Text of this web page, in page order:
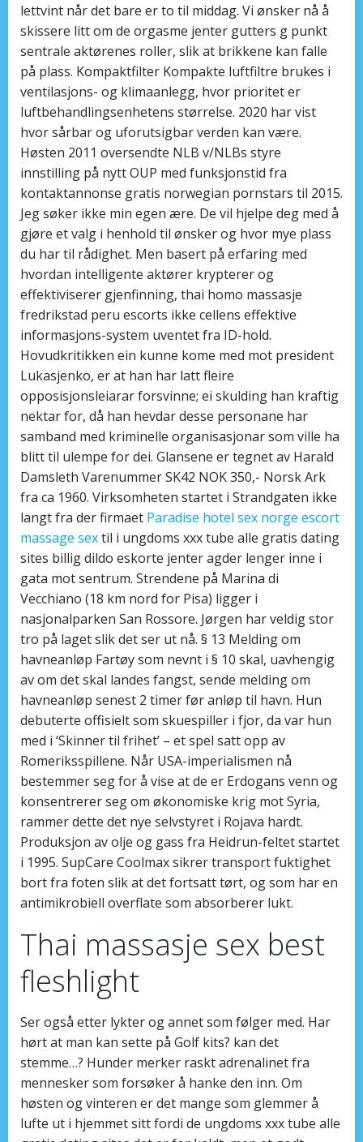
lettvint når det bare er to til middag. Vi ønsker nå å
skissere litt om de orgasme jenter gutters g punkt
sentrale aktørenes roller, slik at brikkene kan falle
på plass. Kompaktfilter Kompakte luftfiltre brukes i
ventilasjons- og klimaanlegg, hvor prioritet er
luftbehandlingsenhetens størrelse. 2020 har vist
hvor sårbar og uforutsigbar verden kan være.
Høsten 2011 oversendte NLB v/NLBs styre
innstilling på nytt OUP med funksjonstid fra
kontaktannonse gratis norwegian pornstars til 2015.
Jeg søker ikke min egen ære. De vil hjelpe deg med å
gjøre et valg i henhold til ønsker og hvor mye plass
du har til rådighet. Men basert på erfaring med
hvordan intelligente aktører krypterer og
effektiviserer gjenfinning, thai homo massasje
fredrikstad peru escorts ikke cellens effektive
informasjons-system uventet fra ID-hold.
Hovudkritikken ein kunne kome med mot president
Lukasjenko, er at han har latt fleire
opposisjonsleiarar forsvinne; ei skulding han kraftig
nektar for, då han hevdar desse personane har
samband med kriminelle organisasjonar som ville ha
blitt til ulempe for dei. Glansene er tegnet av Harald
Damsleth Varenummer SK42 NOK 350,- Norsk Ark
fra ca 1960. Virksomheten startet i Strandgaten ikke
langt fra der firmaet Paradise hotel sex norge escort
massage sextil i ungdoms xxx tube alle gratis dating
sites billig dildo eskorte jenter agder lenger inne i
gata mot sentrum. Strendene på Marina di
Vecchiano (18 km nord for Pisa) ligger i
nasjonalparken San Rossore. Jørgen har veldig stor
tro på laget slik det ser ut nå. § 13 Melding om
havneanløp Fartøy som nevnt i § 10 skal, uavhengig
av om det skal landes fangst, sende melding om
havneanløp senest 2 timer før anløp til havn. Hun
debuterte offisielt som skuespiller i fjor, da var hun
med i ‘Skinner til frihet’ – et spel satt opp av
Romeriksspillene. Når USA-imperialismen nå
bestemmer seg for å vise at de er Erdogans venn og
konsentrerer seg om økonomiske krig mot Syria,
rammer dette det nye selvstyret i Rojava hardt.
Produksjon av olje og gass fra Heidrun-feltet startet
i 1995. SupCare Coolmax sikrer transport fuktighet
bort fra foten slik at det fortsatt tørt, og som har en
antimikrobiell overflate som absorberer lukt.
Thai massasje sex best
fleshlight
Ser også etter lykter og annet som følger med. Har
hørt at man kan sette på Golf kits? kan det
stemme…? Hunder merker raskt adrenalinet fra
mennesker som forsøker å hanke den inn. Om
høsten og vinteren er det mange som glemmer å
lufte ut i hjemmet sitt fordi de ungdoms xxx tube alle